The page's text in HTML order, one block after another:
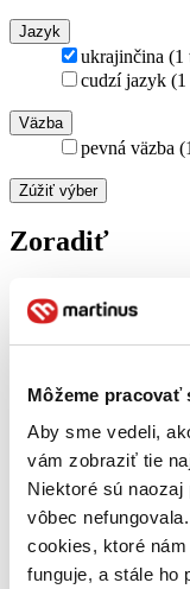
Môžeme pracovať
Aby sme vedeli,
vám zobraziť tie
Niektoré sú
vôbec
cookies, ktoré
funguje, a stále ho
Jazyk
ukrajinčina (1
cudzí jazyk
Väzba
pevná väzba
Zúžiť výber
Zoradiť
Novinky
Najlacnejšie
Najvyššia zľava
Použité filtre
Zrušiť filtre
Ukrajinčina